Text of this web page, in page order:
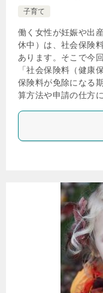
子育て
働く女性が妊娠や出
休中）は、社会保険
あります。そこで今
「社会保険料（健康
保険料が免除になる
算方法や申請の仕方